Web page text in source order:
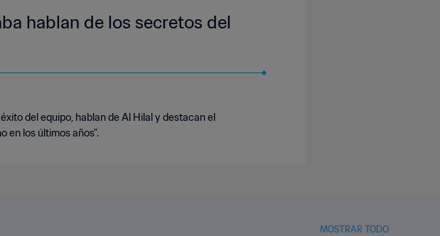
hablan de los secretos del
del equipo, hablan de Al Hilal y destacan el
en los últimos años".
MOSTRAR TODO